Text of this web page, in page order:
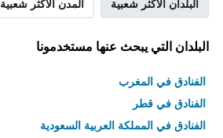
البلدان الأكثر شعبية المدن الأكثر شعبية
البلدان التي يبحث عنها مستخدمونا
الفنادق في المغرب
الفنادق في قطر
الفنادق في المملكة العربية السعودية